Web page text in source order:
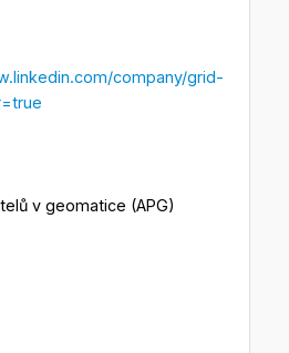
company/grid-
v geomatice (APG)